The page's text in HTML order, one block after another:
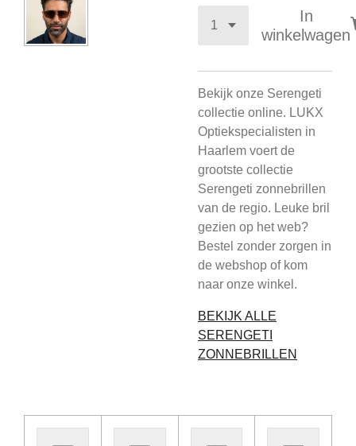
In
winkelwagen
Bekijk onze Serengeti
collectie online. LUKX
Optiekspecialisten in
Haarlem voert de
grootste collectie
Serengeti zonnebrillen
van de regio. Leuke bril
gezien op het web?
Bestel zonder zorgen in
de webshop of kom
naar onze winkel.
BEKIJK ALLE
SERENGETI
ZONNEBRILLEN